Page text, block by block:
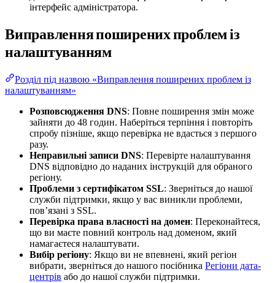
інтерфейс адміністратора.
Виправлення поширених проблем із
налаштуванням
Розділ під назвою «Виправлення поширених проблем із
налаштуванням»
Розповсюдження DNS: Повне поширення змін може
зайняти до 48 годин. Наберіться терпіння і повторіть
спробу пізніше, якщо перевірка не вдасться з першого
разу.
Неправильні записи DNS: Перевірте налаштування
DNS відповідно до наданих інструкцій для обраного
регіону.
Проблеми з сертифікатом SSL: Зверніться до нашої
служби підтримки, якщо у вас виникли проблеми,
пов’язані з SSL.
Перевірка права власності на домен: Переконайтеся,
що ви маєте повний контроль над доменом, який
намагаєтеся налаштувати.
Вибір регіону: Якщо ви не впевнені, який регіон
вибрати, зверніться до нашого посібника Регіони дата-
центрів або до нашої служби підтримки.